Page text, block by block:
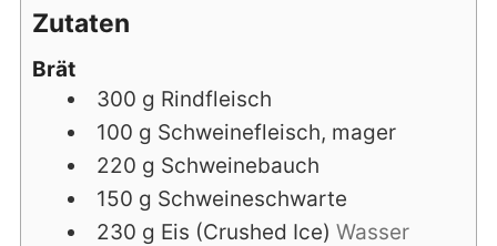
Zutaten
Brät
300 g Rindfleisch
100 g Schweinefleisch, mager
220 g Schweinebauch
150 g Schweineschwarte
230 g Eis (Crushed Ice) Wasser